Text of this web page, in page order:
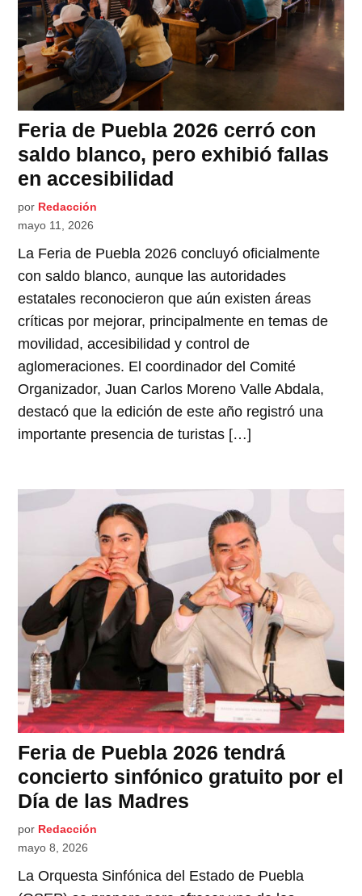
Feria de Puebla 2026 cerró con
saldo blanco, pero exhibió fallas
en accesibilidad
por Redacción
mayo 11, 2026
La Feria de Puebla 2026 concluyó oficialmente
con saldo blanco, aunque las autoridades
estatales reconocieron que aún existen áreas
críticas por mejorar, principalmente en temas de
movilidad, accesibilidad y control de
aglomeraciones. El coordinador del Comité
Organizador, Juan Carlos Moreno Valle Abdala,
destacó que la edición de este año registró una
importante presencia de turistas […]
Feria de Puebla 2026 tendrá
concierto sinfónico gratuito por el
Día de las Madres
por Redacción
mayo 8, 2026
La Orquesta Sinfónica del Estado de Puebla